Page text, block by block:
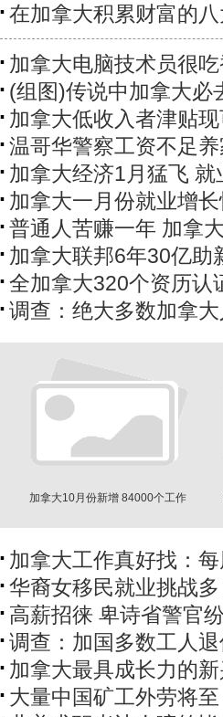
在加拿大积累财富的
加拿大电脑技术员很
(组图)传说中加拿大必
加拿大低收入者津贴
温哥华警察工资不足
加拿大经济1月猛飞 就
加拿大一月份就业增
普通人苦赚一年 加拿
加拿大联邦6年30亿助
全加拿大320个资历认
调查：绝大多数加拿
加拿大10月份新增 84000个工作
加拿大工作真好找：
华裔女移民就业挑战
高薪招徕 卑诗省警官
调查：加国多数工人
加拿大最具成长力的
大量中国矿工外劳将